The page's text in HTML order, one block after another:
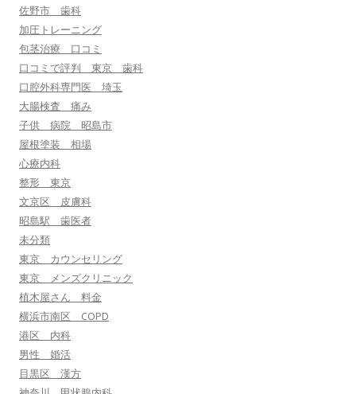
佐野市 歯科
加圧トレーニング
包茎治療 口コミ
口コミで評判 東京 歯科
口腔外科専門医 埼玉
大腸検査 痛み
子供 病院 昭島市
屋根塗装 相場
心療内科
整形 東京
文京区 皮膚科
昭島駅 歯医者
未分類
東京 カウンセリング
東京 メンズクリニック
植木屋さん 料金
横浜市南区 COPD
港区 内科
男性 婚活
目黒区 漢方